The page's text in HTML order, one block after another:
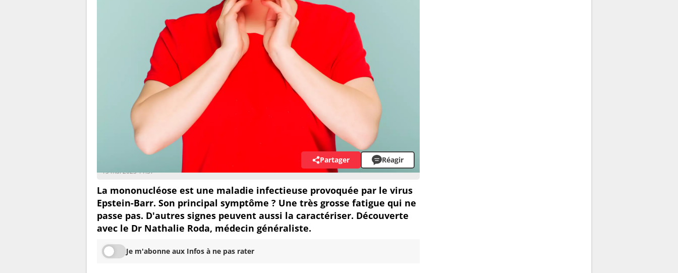
15 mai 2023 11:37
Partager Réagir
La mononucléose est une maladie infectieuse provoquée par le virus
Epstein-Barr. Son principal symptôme ? Une très grosse fatigue qui ne
passe pas. D'autres signes peuvent aussi la caractériser. Découverte
avec le Dr Nathalie Roda, médecin généraliste.
Je m'abonne aux Infos à ne pas rater